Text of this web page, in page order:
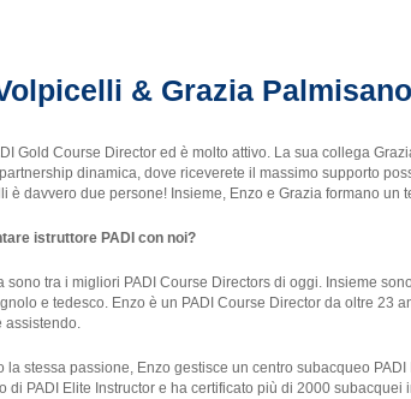
& Grazia Palmisano
Gold Course Director ed è molto attivo. La sua collega
dinamica, dove riceverete il massimo supporto
è davvero due persone! Insieme, Enzo e Grazia formano un
istruttore PADI con noi?
sono tra i migliori PADI Course Directors di oggi. Insieme
e tedesco. Enzo è un PADI Course Director da oltre 23
assistendo.
la stessa passione, Enzo gestisce un centro subacqueo
di PADI Elite Instructor e ha certificato più di 2000